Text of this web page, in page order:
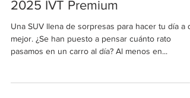
Review - Nueva Hyundai Creta
2025 IVT Premium
Una SUV llena de sorpresas para hacer tu día a